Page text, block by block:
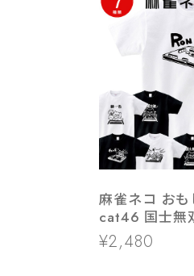
麻雀ネコ お
cat46 国士無双 緑一色 大三
元 九連宝燈
猫服 ゆるキャ
¥2,480